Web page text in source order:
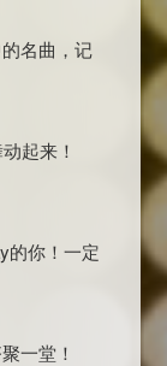
名曲，记
起来！
的你！一定
一堂！